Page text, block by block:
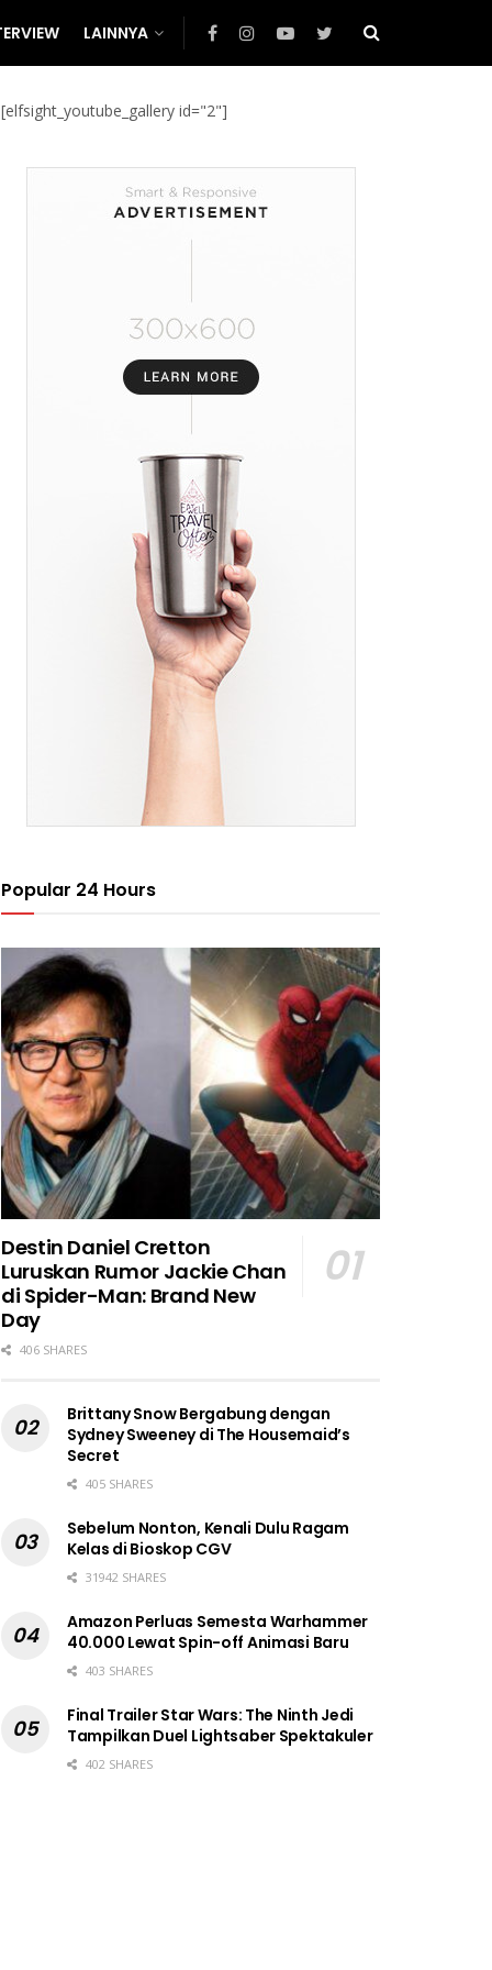
LAINNYA
[elfsight_youtube_gallery id="2"]
Popular 24 Hours
Destin Daniel Cretton
Luruskan Rumor Jackie Chan
di Spider-Man: Brand New
Day
406 SHARES
Brittany Snow Bergabung dengan
Sydney Sweeney di The Housemaid’s
Secret
405 SHARES
Sebelum Nonton, Kenali Dulu Ragam
Kelas di Bioskop CGV
31942 SHARES
Amazon Perluas Semesta Warhammer
40.000 Lewat Spin-off Animasi Baru
403 SHARES
Final Trailer Star Wars: The Ninth Jedi
Tampilkan Duel Lightsaber Spektakuler
402 SHARES